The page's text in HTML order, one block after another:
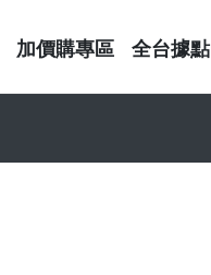
加價購專區 全台據點